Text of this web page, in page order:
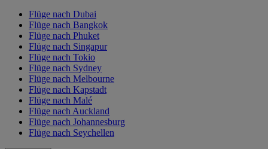
Flüge nach Dubai
Flüge nach Bangkok
Flüge nach Phuket
Flüge nach Singapur
Flüge nach Tokio
Flüge nach Sydney
Flüge nach Melbourne
Flüge nach Kapstadt
Flüge nach Malé
Flüge nach Auckland
Flüge nach Johannesburg
Flüge nach Seychellen